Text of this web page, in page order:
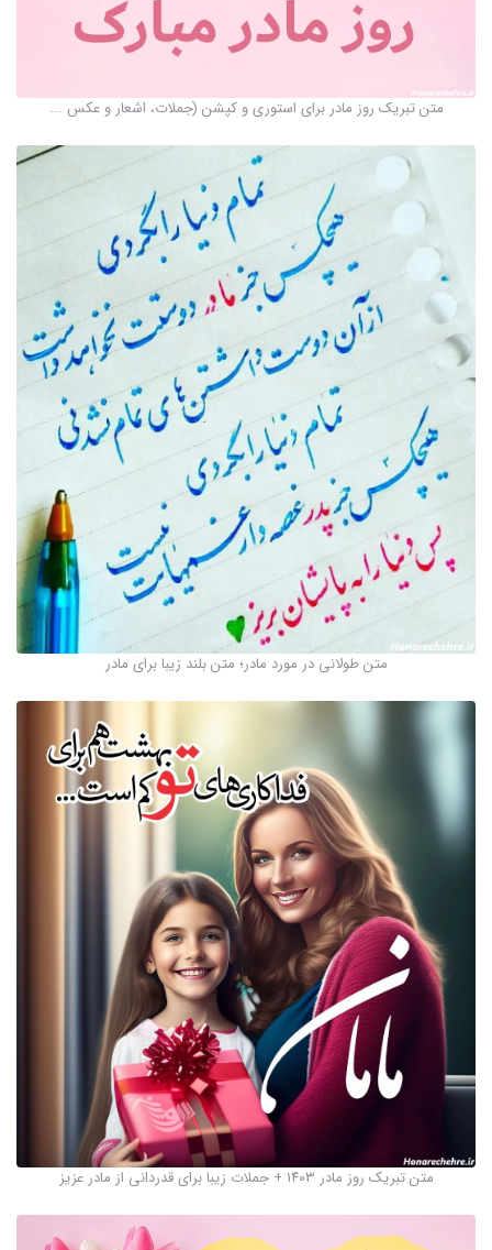
متن تبریک روز مادر برای استوری و کپشن (جملات، اشعار و عکس ...
متن طولانی در مورد مادر؛ متن بلند زیبا برای مادر
متن تبریک روز مادر ۱۴۰۳ + جملات زیبا برای قدردانی از مادر عزیز